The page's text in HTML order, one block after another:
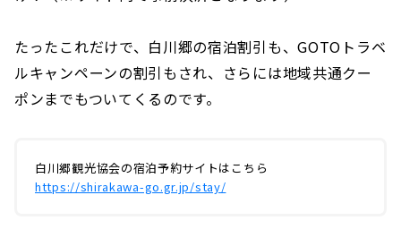
たったこれだけで、白川郷の宿泊割引も、GOTOトラベ
ルキャンペーンの割引もされ、さらには地域共通クー
ポンまでもついてくるのです。
白川郷観光協会の宿泊予約サイトはこちら
https://shirakawa-go.gr.jp/stay/